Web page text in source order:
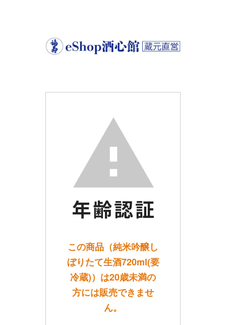
この商品（純米吟醸し
ぼりたて生酒720ml(要
冷蔵)）は20歳未満の
方には販売できませ
ん。